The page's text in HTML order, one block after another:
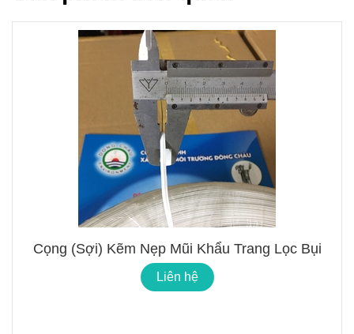
Cọng (Sợi) Kẽm Nẹp Mũi Khẩu Trang Lọc Bụi
Liên hệ